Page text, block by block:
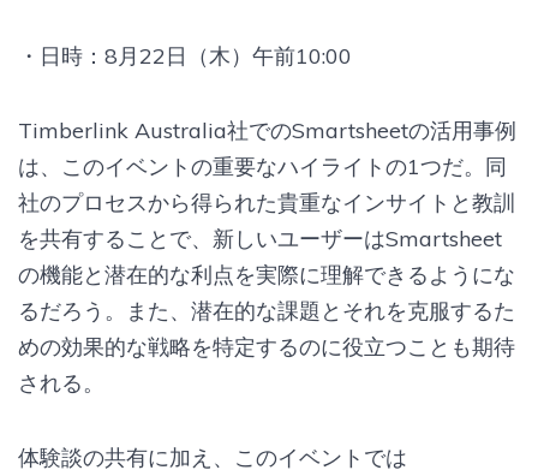
・日時：8月22日（木）午前10:00
Timberlink Australia社でのSmartsheetの活用事例
は、このイベントの重要なハイライトの1つだ。同
社のプロセスから得られた貴重なインサイトと教訓
を共有することで、新しいユーザーはSmartsheet
の機能と潜在的な利点を実際に理解できるようにな
るだろう。また、潜在的な課題とそれを克服するた
めの効果的な戦略を特定するのに役立つことも期待
される。
体験談の共有に加え、このイベントでは